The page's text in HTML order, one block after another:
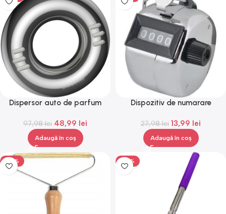
Dispersor auto de parfum
97,98lei 48,99 lei
Adaugă în coș
Dispozitiv de numarare
27,98lei 13,99 lei
Adaugă în coș
-50% -50%